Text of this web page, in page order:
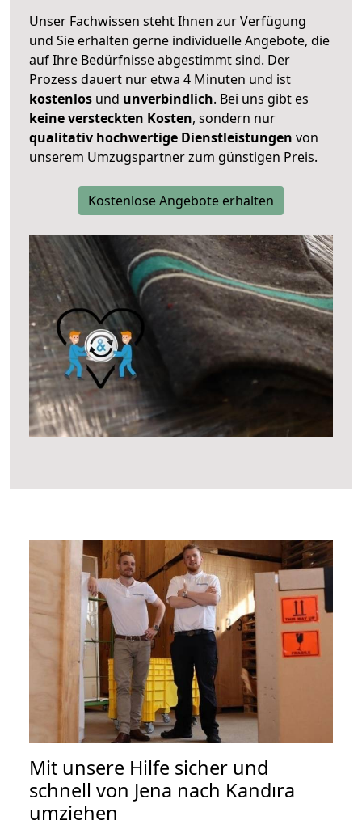
Unser Fachwissen steht Ihnen zur Verfügung
und Sie erhalten gerne individuelle Angebote, die
auf Ihre Bedürfnisse abgestimmt sind. Der
Prozess dauert nur etwa 4 Minuten und ist
kostenlos und unverbindlich. Bei uns gibt es
keine versteckten Kosten, sondern nur
qualitativ hochwertige Dienstleistungen von
unserem Umzugspartner zum günstigen Preis.
Kostenlose Angebote erhalten
Mit unsere Hilfe sicher und
schnell von Jena nach Kandıra
umziehen